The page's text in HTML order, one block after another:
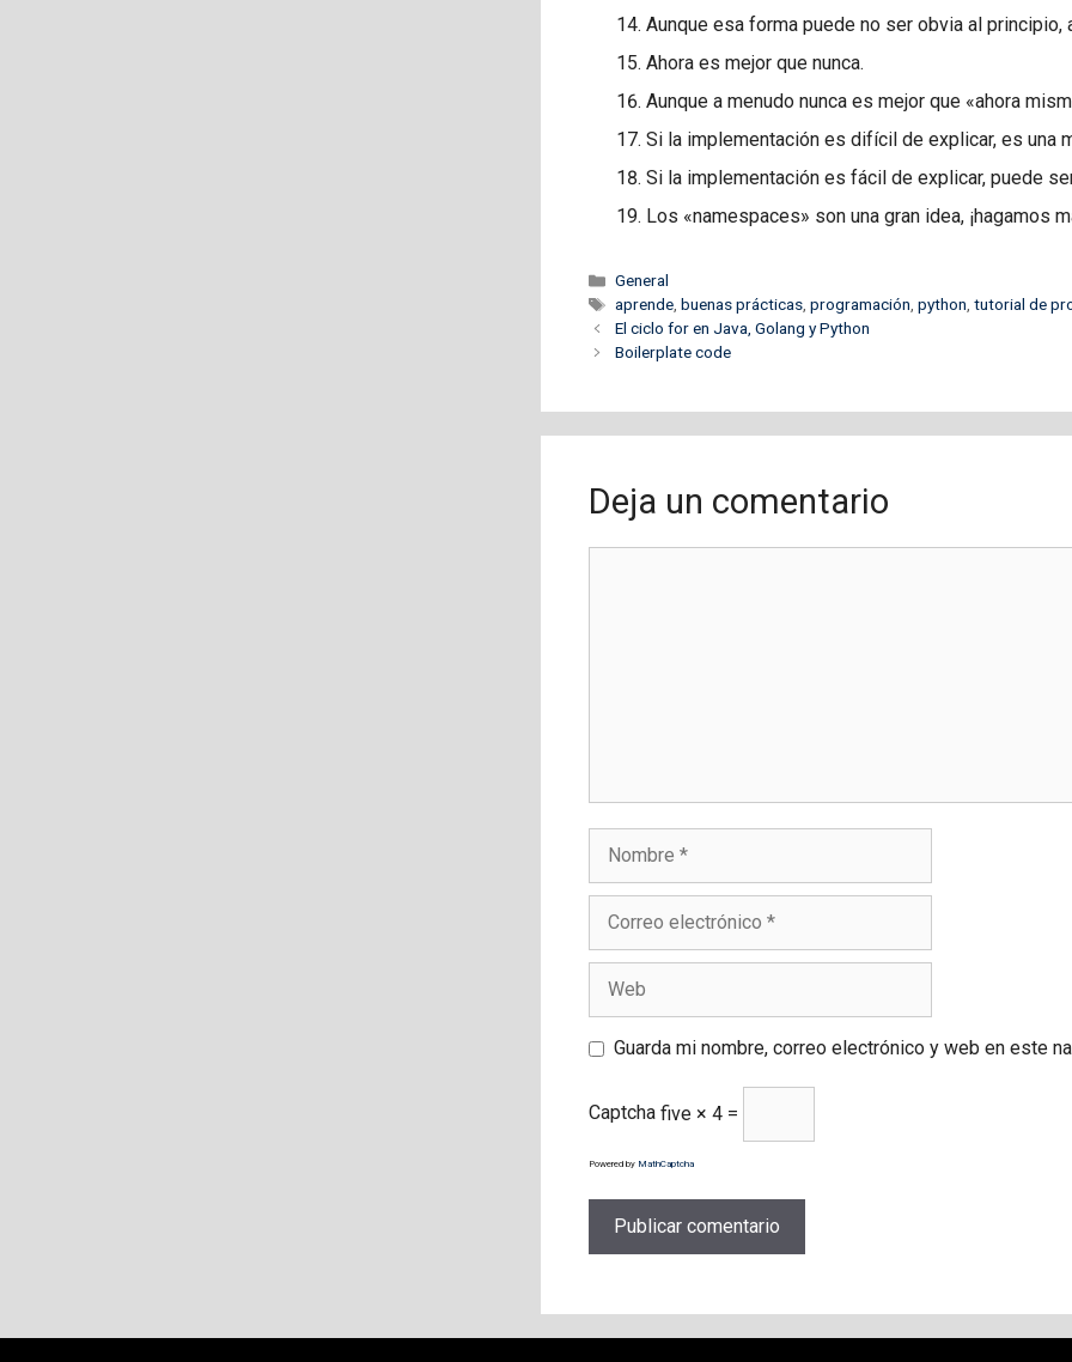
Aunque esa forma puede no ser obvia al
Ahora es mejor que nunca.
Aunque a menudo nunca es mejor que «ahora
Si la implementación es difícil de explicar, es una
Si la implementación es fácil de explicar, puede
Los «namespaces» son una gran idea, ¡hagamos
Categorías
General
Etiquetas
aprende, buenas prácticas, programación, python, tutorial de
El ciclo for en Java, Golang y Python
Boilerplate code
Deja un comentario
Nombre
Correo
electrónico
Web
Guarda mi nombre, correo electrónico y web en este
Captcha five × 4 =
Powered by MathCaptcha